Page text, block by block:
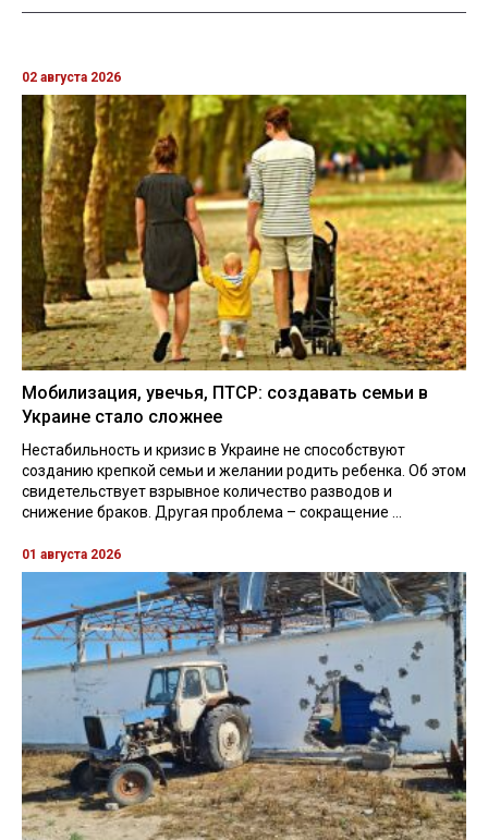
02 августа 2026
Мобилизация, увечья, ПТСР: создавать семьи в
Украине стало сложнее
Нестабильность и кризис в Украине не способствуют
созданию крепкой семьи и желании родить ребенка. Об этом
свидетельствует взрывное количество разводов и
снижение браков. Другая проблема – сокращение ...
01 августа 2026